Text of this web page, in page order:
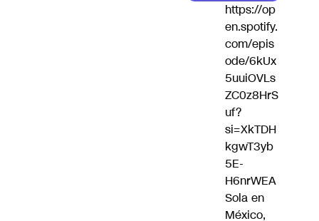
https://op
en.spotify.
com/epis
ode/6kUx
5uuiOVLs
ZC0z8HrS
uf?
si=XkTDH
kgwT3yb
5E-
H6nrWEA
Sola en
México,